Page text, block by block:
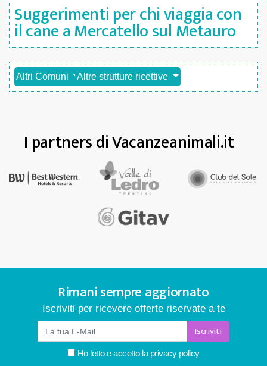
Suggerimenti per chi viaggia con
il cane a Mercatello sul Metauro
Altri Comuni Altre strutture ricettive
I partners di Vacanzeanimali.it
Rimani sempre aggiornato
Iscriviti per ricevere offerte riservate a te
Iscriviti
Ho letto e accetto laprivacy policy